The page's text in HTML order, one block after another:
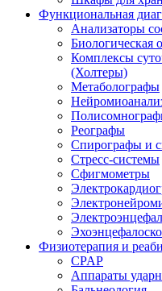
Функциональная
Анализаторы
Биологическая
Комплексы
(Холтеры)
Метаболографы
Реографы
Спирографы и
Стресс-системы
Сфигмометры
Физиотерапия и
CPAP
Аппараты